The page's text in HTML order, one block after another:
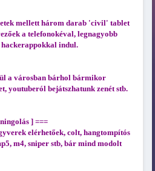
mellett három darab 'civil' tablet
a telefonokéval, legnagyobb
hackerappokkal indul.
a városban bárhol bármikor
youtuberól bejátszhatunk zenét stb.
] ===
elérhetőek, colt, hangtompítós
m4, sniper stb, bár mind modolt